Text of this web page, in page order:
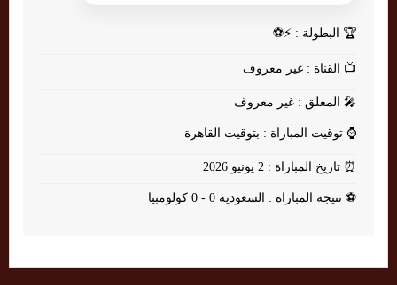
🏆 البطولة : ⚡⚽
📺 القناة : غير معروف
🎤 المعلق : غير معروف
⌚ توقيت المباراة : بتوقيت القاهرة
⏰ تاريخ المباراة : 2 يونيو 2026
⚽ نتيجة المباراة : السعودية 0 - 0 كولومبيا